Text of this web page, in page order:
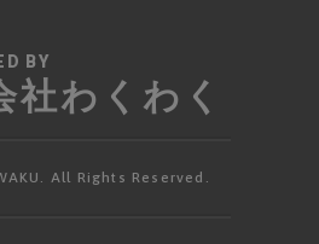
BY
社わくわく
All Rights Reserved.